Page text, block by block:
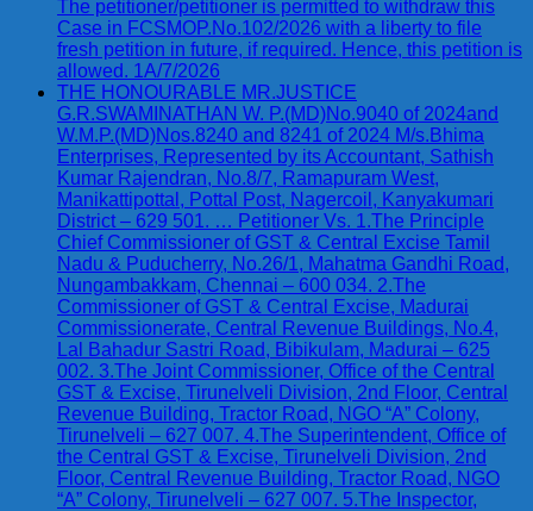
The petitioner/petitioner is permitted to withdraw this
Case in FCSMOP.No.102/2026 with a liberty to file
fresh petition in future, if required. Hence, this petition is
allowed. 1A/7/2026
THE HONOURABLE MR.JUSTICE
G.R.SWAMINATHAN W. P.(MD)No.9040 of 2024and
W.M.P.(MD)Nos.8240 and 8241 of 2024 M/s.Bhima
Enterprises, Represented by its Accountant, Sathish
Kumar Rajendran, No.8/7, Ramapuram West,
Manikattipottal, Pottal Post, Nagercoil, Kanyakumari
District – 629 501. … Petitioner Vs. 1.The Principle
Chief Commissioner of GST & Central Excise Tamil
Nadu & Puducherry, No.26/1, Mahatma Gandhi Road,
Nungambakkam, Chennai – 600 034. 2.The
Commissioner of GST & Central Excise, Madurai
Commissionerate, Central Revenue Buildings, No.4,
Lal Bahadur Sastri Road, Bibikulam, Madurai – 625
002. 3.The Joint Commissioner, Office of the Central
GST & Excise, Tirunelveli Division, 2nd Floor, Central
Revenue Building, Tractor Road, NGO “A” Colony,
Tirunelveli – 627 007. 4.The Superintendent, Office of
the Central GST & Excise, Tirunelveli Division, 2nd
Floor, Central Revenue Building, Tractor Road, NGO
“A” Colony, Tirunelveli – 627 007. 5.The Inspector,